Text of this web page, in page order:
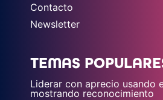
Contacto
Newsletter
TEMAS
Liderar con aprecio usando
mostrando reconocimiento